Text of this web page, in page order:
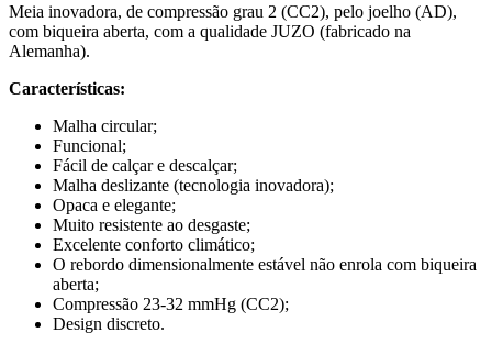
Meia inovadora, de compressão grau 2 (CC2), pelo joelho (AD),
com biqueira aberta, com a qualidade JUZO (fabricado na
Alemanha).
Características:
Malha circular;
Funcional;
Fácil de calçar e descalçar;
Malha deslizante (tecnologia inovadora);
Opaca e elegante;
Muito resistente ao desgaste;
Excelente conforto climático;
O rebordo dimensionalmente estável não enrola com biqueira
aberta;
Compressão 23-32 mmHg (CC2);
Design discreto.